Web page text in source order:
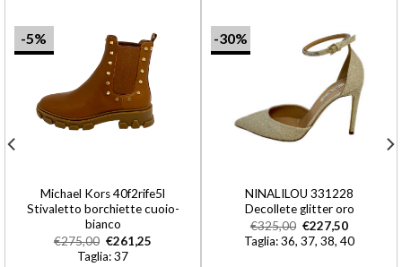
-5%
Michael Kors 40f2rife5l
Stivaletto borchiette cuoio-
bianco
€275,00 €261,25
Taglia: 37
-30%
NINALILOU 331228
Decollete glitter oro
€325,00 €227,50
Taglia: 36, 37, 38, 40